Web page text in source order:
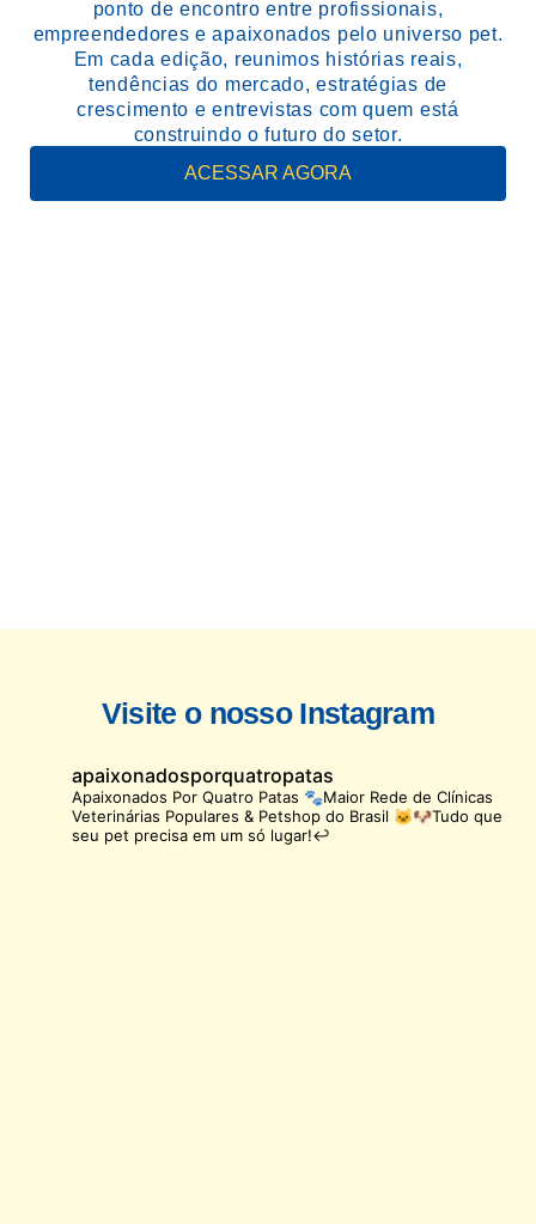
ponto de encontro entre profissionais,
empreendedores e apaixonados pelo universo pet.
Em cada edição, reunimos histórias reais,
tendências do mercado, estratégias de
crescimento e entrevistas com quem está
construindo o futuro do setor.
ACESSAR AGORA
Visite o nosso Instagram
apaixonadosporquatropatas
Apaixonados Por Quatro Patas 🐾Maior Rede de Clínicas
Veterinárias Populares & Petshop do Brasil 🐱🐶Tudo que
seu pet precisa em um só lugar!↩️